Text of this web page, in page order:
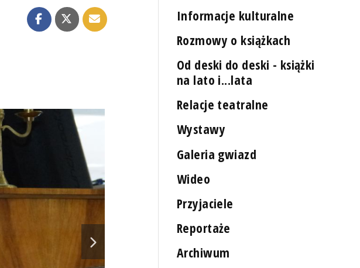
Informacje kulturalne
Rozmowy o książkach
Od deski do deski - książki
na lato i...lata
Relacje teatralne
Wystawy
Galeria gwiazd
Wideo
Przyjaciele
Reportaże
Archiwum